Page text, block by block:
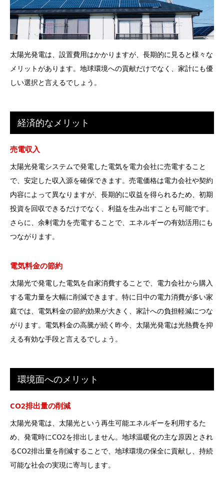
太陽光発電は、設置費用はかかりますが、長期的に見ると様々な
メリットがあります。地球環境への貢献だけでなく、家計にも優
しい選択と言えるでしょう。
経済的なメリット
売電収入
太陽光発電システムで発電した電気を電力会社に売電すること
で、安定した収入源を確保できます。売電価格は電力会社や契約
内容によって異なりますが、長期的に収益を得られるため、初期
投資を回収できるだけでなく、利益を生み出すことも可能です。
さらに、余剰電力を売電することで、エネルギーの有効活用にも
つながります。
電気料金の節約
太陽光で発電した電気を自家消費することで、電力会社から購入
する電力量を大幅に削減できます。特に日中の電力消費が多い家
庭では、電気料金の節約効果が大きく、家計への負担軽減につな
がります。電気料金の高騰が続く昨今、太陽光発電は光熱費を抑
える有効な手段と言えるでしょう。
環境面へのメリット
CO2排出量の削減
太陽光発電は、太陽光という再生可能エネルギーを利用するた
め、発電時にCO2を排出しません。地球温暖化の主な原因とされ
るCO2排出量を削減することで、地球環境の保全に貢献し、持続
可能な社会の実現に寄与します。